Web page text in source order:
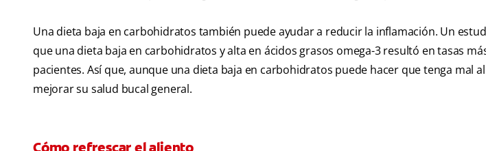
Una dieta baja en carbohidratos también puede ayudar a reducir la inflamación. Un
que una dieta baja en carbohidratos y alta en ácidos grasos omega-3 resultó en tasas
pacientes. Así que, aunque una dieta baja en carbohidratos puede hacer que tenga mal
mejorar su salud bucal general.